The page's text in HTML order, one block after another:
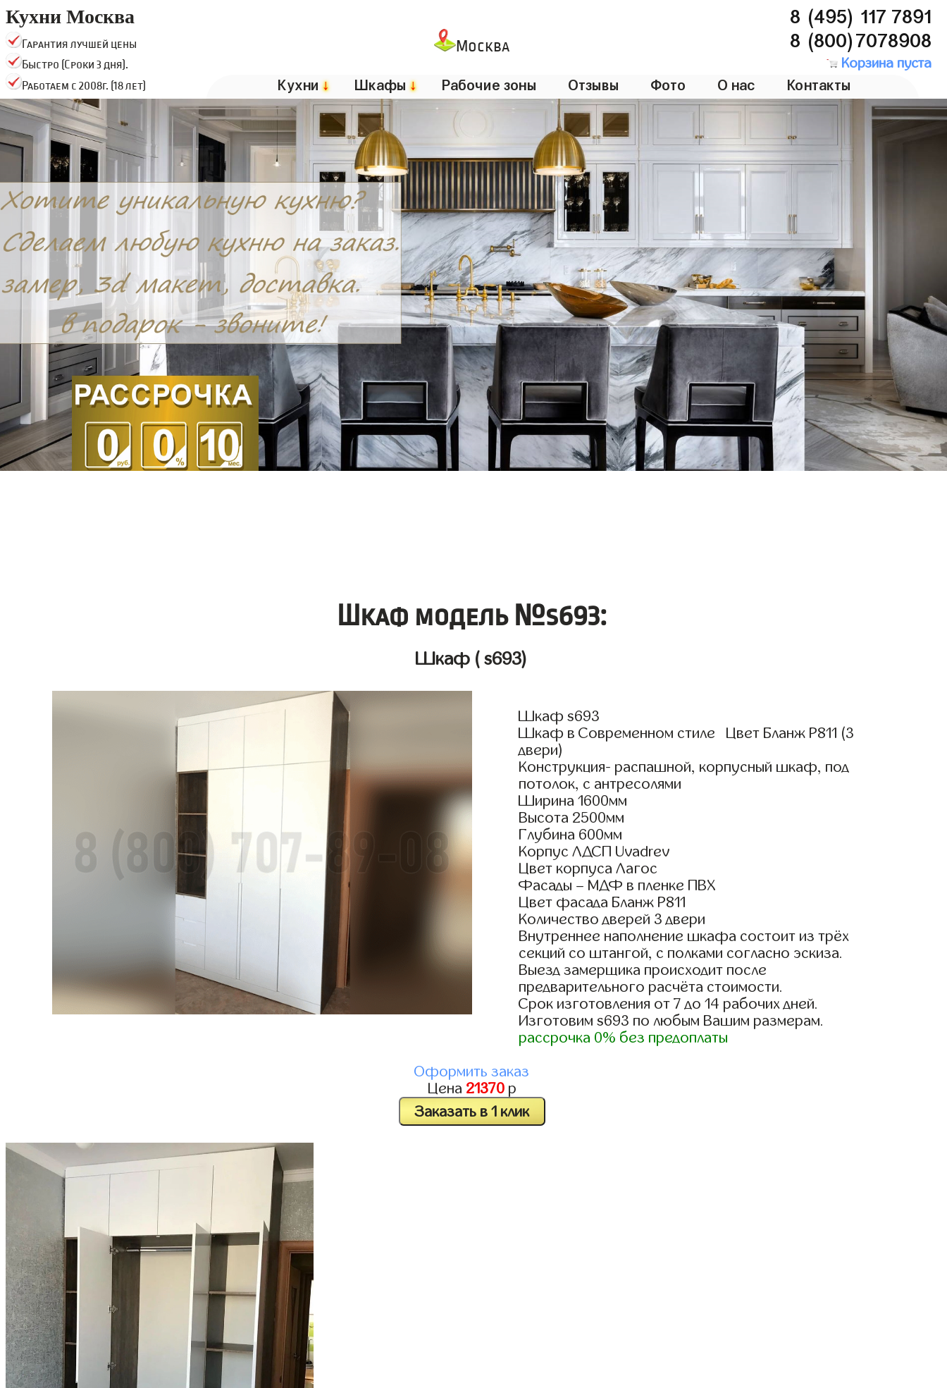
Кухни Москва
Гарантия лучшей цены
Быстро (Сроки 3 дня).
Работаем с 2008г. (18 лет)
Москва
8 (495) 117 7891
8 (800)7078908
Корзина пуста
Кухни↓ Шкафы↓ Рабочие зоны Отзывы Фото О нас Контакты
Шкаф модель №s693:
Шкаф ( s693)
Шкаф s693
Шкаф в Современном стиле Цвет Бланж Р811 (3
двери)
Конструкция- распашной, корпусный шкаф, под
потолок, с антресолями
Ширина 1600мм
Высота 2500мм
Глубина 600мм
Корпус ЛДСП Uvadrev
Цвет корпуса Лагос
Фасады – МДФ в пленке ПВХ
Цвет фасада Бланж Р811
Количество дверей 3 двери
Внутреннее наполнение шкафа состоит из трёх
секций со штангой, с полками согласно эскиза.
Выезд замерщика происходит после
предварительного расчёта стоимости.
Срок изготовления от 7 до 14 рабочих дней.
Изготовим s693 по любым Вашим размерам.
рассрочка 0% без предоплаты
Оформить заказ
Цена 21370р
Заказать в 1 клик